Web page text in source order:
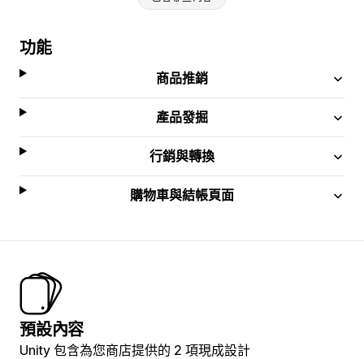
功能
商品推銷
產品發掘
行銷與轉換
購物車與結帳頁面
預設內容
Unity 包含為您商店提供的 2 項現成設計